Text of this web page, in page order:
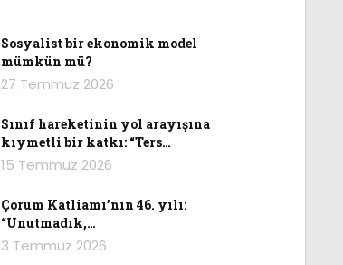
Sosyalist bir ekonomik model
mümkün mü?
27 Temmuz 2026
Sınıf hareketinin yol arayışına
kıymetli bir katkı: “Ters…
15 Temmuz 2026
Çorum Katliamı’nın 46. yılı:
“Unutmadık,…
3 Temmuz 2026